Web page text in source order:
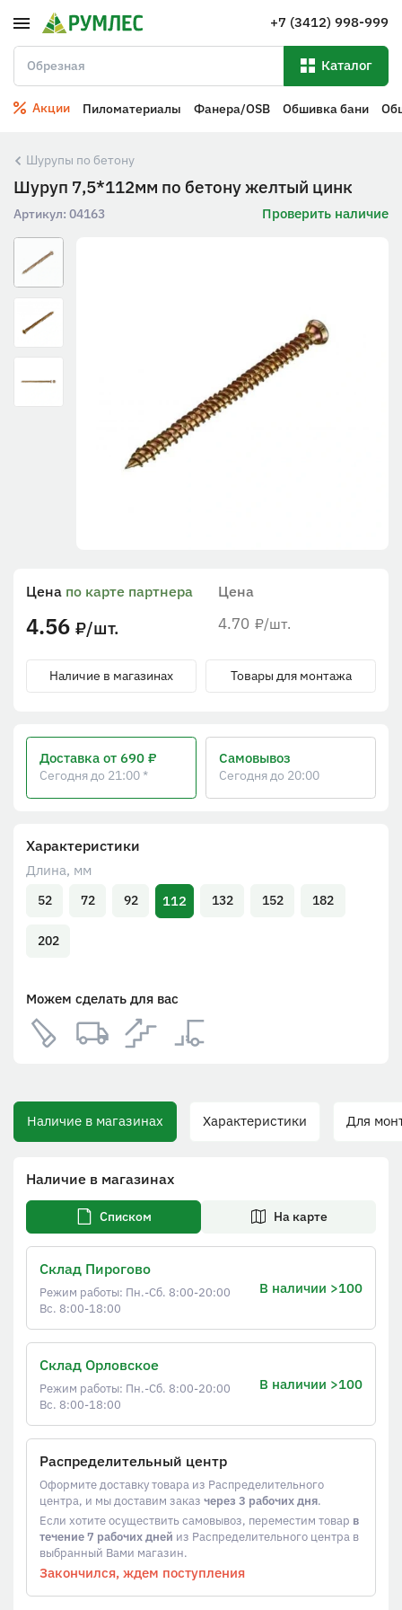
+7 (3412) 998-999
Каталог
Акции Пиломатериалы Фанера/OSB Обшивка бани
Шурупы по бетону
Шуруп 7,5*112мм по бетону желтый цинк
Артикул: 04163 Проверить наличие
Характеристики
Длина, мм
52 72 92 112 132 152 182
202
Можем сделать для вас
Цена
4.70 ₽/шт.
Цена по карте партнера
4.56 ₽/шт.
Наличие в магазинах Товары для монтажа
Доставка от 690 ₽
Сегодня до 21:00 *
Самовывоз
Сегодня до 20:00
Наличие в магазинах Характеристики Для
Наличие в магазинах
Списком На карте
Склад Пирогово
Режим работы: Пн.-Сб. 8:00-20:00
Вс. 8:00-18:00
В наличии >100
Склад Орловское
Режим работы: Пн.-Сб. 8:00-20:00
Вс. 8:00-18:00
В наличии >100
Распределительный центр
Оформите доставку товара из Распределительного
центра, и мы доставим заказ через 3 рабочих дня.
Если хотите осуществить самовывоз, переместим товар в
течение 7 рабочих дней из Распределительного центра в
выбранный Вами магазин.
Закончился, ждем поступления